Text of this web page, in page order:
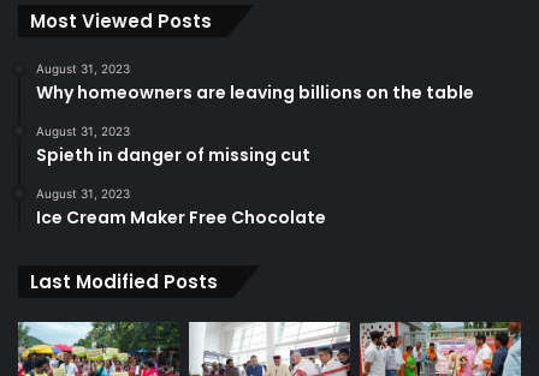
Most Viewed Posts
August 31, 2023
Why homeowners are leaving billions on the table
August 31, 2023
Spieth in danger of missing cut
August 31, 2023
Ice Cream Maker Free Chocolate
Last Modified Posts